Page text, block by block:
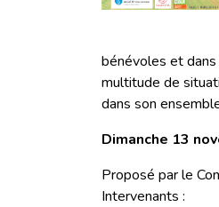
bénévoles et
multitude de
dans son
Dimanche 13
Proposé par le
Intervenants :